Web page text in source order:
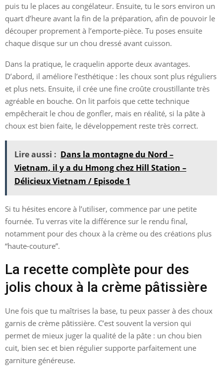
puis tu le places au congélateur. Ensuite, tu le sors environ un
quart d’heure avant la fin de la préparation, afin de pouvoir le
découper proprement à l’emporte-pièce. Tu poses ensuite
chaque disque sur un chou dressé avant cuisson.
Dans la pratique, le craquelin apporte deux avantages.
D’abord, il améliore l’esthétique : les choux sont plus réguliers
et plus nets. Ensuite, il crée une fine croûte croustillante très
agréable en bouche. On lit parfois que cette technique
empêcherait le chou de gonfler, mais en réalité, si la pâte à
choux est bien faite, le développement reste très correct.
Lire aussi : Dans la montagne du Nord –
Vietnam, il y a du Hmong chez Hill Station –
Délicieux Vietnam / Episode 1
Si tu hésites encore à l’utiliser, commence par une petite
fournée. Tu verras vite la différence sur le rendu final,
notamment pour des choux à la crème ou des créations plus
“haute-couture”.
La recette complète pour des
jolis choux à la crème pâtissière
Une fois que tu maîtrises la base, tu peux passer à des choux
garnis de crème pâtissière. C’est souvent la version qui
permet de mieux juger la qualité de la pâte : un chou bien
cuit, bien sec et bien régulier supporte parfaitement une
garniture généreuse.